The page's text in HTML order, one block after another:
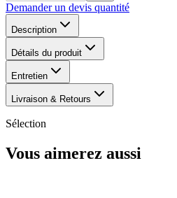
Demander un devis quantité
Description
Détails du produit
Entretien
Livraison & Retours
Sélection
Vous aimerez aussi